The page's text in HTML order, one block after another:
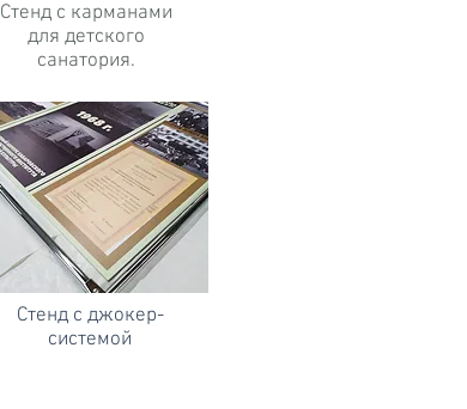
Стенд с карманами
для детского
санатория.
Стенд с джокер-
системой